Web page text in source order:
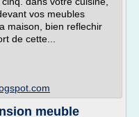
vos meubles
maison, bien reflechir
de cette...
meuble